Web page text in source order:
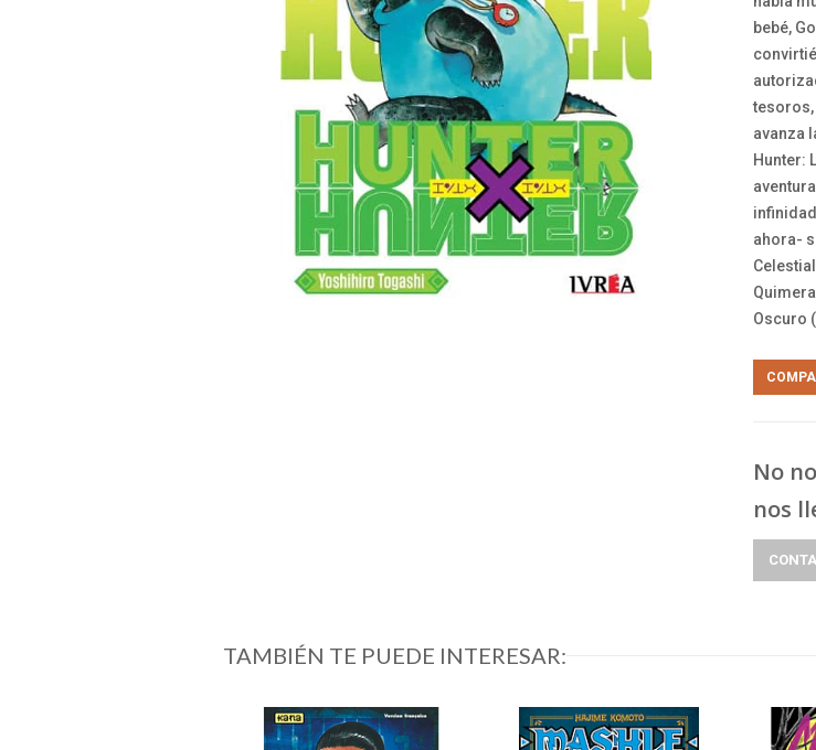
bebé,
tesoros,
avanza
Hunter:
ahora-
Oscuro
No
nos
TAMBIÉN TE PUEDE INTERESAR: